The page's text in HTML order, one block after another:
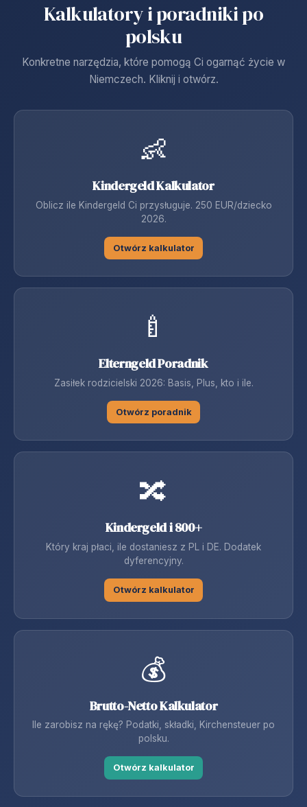
Kalkulatory i poradniki po
polsku
Konkretne narzędzia, które pomogą Ci ogarnąć życie w
Niemczech. Kliknij i otwórz.
👶
Kindergeld Kalkulator
Oblicz ile Kindergeld Ci przysługuje. 250 EUR/dziecko
2026.
Otwórz kalkulator
🍼
Elterngeld Poradnik
Zasiłek rodzicielski 2026: Basis, Plus, kto i ile.
Otwórz poradnik
🔀
Kindergeld i 800+
Który kraj płaci, ile dostaniesz z PL i DE. Dodatek
dyferencyjny.
Otwórz kalkulator
💰
Brutto-Netto Kalkulator
Ile zarobisz na rękę? Podatki, składki, Kirchensteuer po
polsku.
Otwórz kalkulator